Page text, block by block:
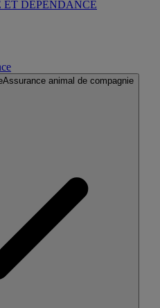
ET DÉPENDANCE
Assurance animal de compagnie